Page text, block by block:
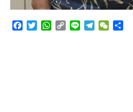
FacebookTwitterWhatsApp
Copy
Line TelegramWeChat